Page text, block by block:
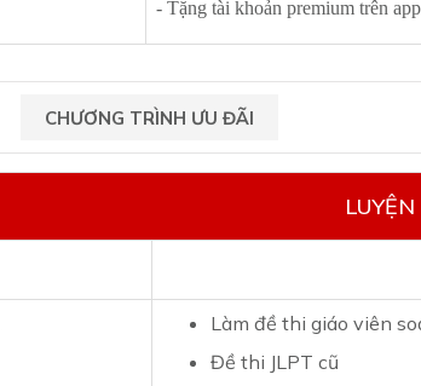
- Tặng tài khoản premium trên
CHƯƠNG TRÌNH ƯU ĐÃI
Làm đề thi giáo viên
Đề thi JLPT cũ